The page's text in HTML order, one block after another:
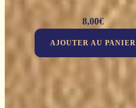
8,00€
AJOUTER AU PANIER